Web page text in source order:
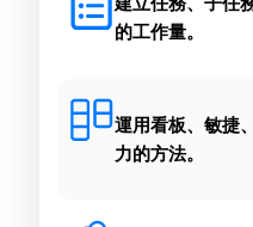
的工作量。
運用看板、敏捷
力的方法。